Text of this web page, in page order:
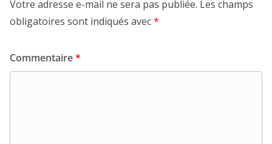
Votre adresse e-mail ne sera pas publiée. Les champs
obligatoires sont indiqués avec*
Commentaire*